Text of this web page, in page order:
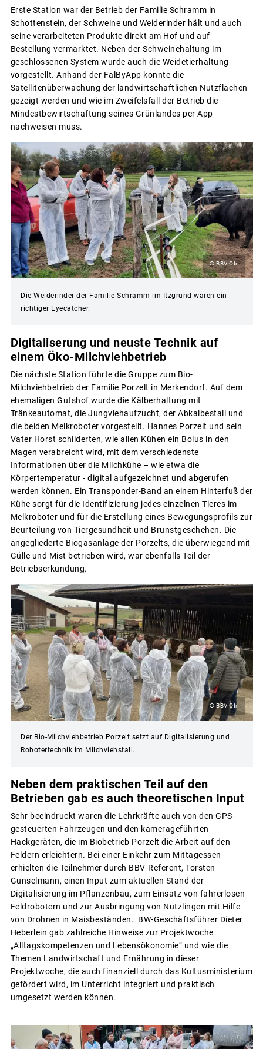
Erste Station war der Betrieb der Familie Schramm in
Schottenstein, der Schweine und Weiderinder hält und auch
seine verarbeiteten Produkte direkt am Hof und auf
Bestellung vermarktet. Neben der Schweinehaltung im
geschlossenen System wurde auch die Weidetierhaltung
vorgestellt. Anhand der FalByApp konnte die
Satellitenüberwachung der landwirtschaftlichen Nutzflächen
gezeigt werden und wie im Zweifelsfall der Betrieb die
Mindestbewirtschaftung seines Grünlandes per App
nachweisen muss.
© BBV Ofr
Die Weiderinder der Familie Schramm im Itzgrund waren ein
richtiger Eyecatcher.
Digitaliserung und neuste Technik auf
einem Öko-Milchviehbetrieb
Die nächste Station führte die Gruppe zum Bio-
Milchviehbetrieb der Familie Porzelt in Merkendorf. Auf dem
ehemaligen Gutshof wurde die Kälberhaltung mit
Tränkeautomat, die Jungviehaufzucht, der Abkalbestall und
die beiden Melkroboter vorgestellt. Hannes Porzelt und sein
Vater Horst schilderten, wie allen Kühen ein Bolus in den
Magen verabreicht wird, mit dem verschiedenste
Informationen über die Milchkühe – wie etwa die
Körpertemperatur - digital aufgezeichnet und abgerufen
werden können. Ein Transponder-Band an einem Hinterfuß der
Kühe sorgt für die Identifizierung jedes einzelnen Tieres im
Melkroboter und für die Erstellung eines Bewegungsprofils zur
Beurteilung von Tiergesundheit und Brunstgeschehen. Die
angegliederte Biogasanlage der Porzelts, die überwiegend mit
Gülle und Mist betrieben wird, war ebenfalls Teil der
Betriebserkundung.
© BBV Ofr
Der Bio-Milchviehbetrieb Porzelt setzt auf Digitalisierung und
Robotertechnik im Milchviehstall.
Neben dem praktischen Teil auf den
Betrieben gab es auch theoretischen Input
Sehr beeindruckt waren die Lehrkräfte auch von den GPS-
gesteuerten Fahrzeugen und den kamerageführten
Hackgeräten, die im Biobetrieb Porzelt die Arbeit auf den
Feldern erleichtern. Bei einer Einkehr zum Mittagessen
erhielten die Teilnehmer durch BBV-Referent, Torsten
Gunselmann, einen Input zum aktuellen Stand der
Digitalisierung im Pflanzenbau, zum Einsatz von fahrerlosen
Feldrobotern und zur Ausbringung von Nützlingen mit Hilfe
von Drohnen in Maisbeständen. BW-Geschäftsführer Dieter
Heberlein gab zahlreiche Hinweise zur Projektwoche
„Alltagskompetenzen und Lebensökonomie“ und wie die
Themen Landwirtschaft und Ernährung in dieser
Projektwoche, die auch finanziell durch das Kultusministerium
gefördert wird, im Unterricht integriert und praktisch
umgesetzt werden können.